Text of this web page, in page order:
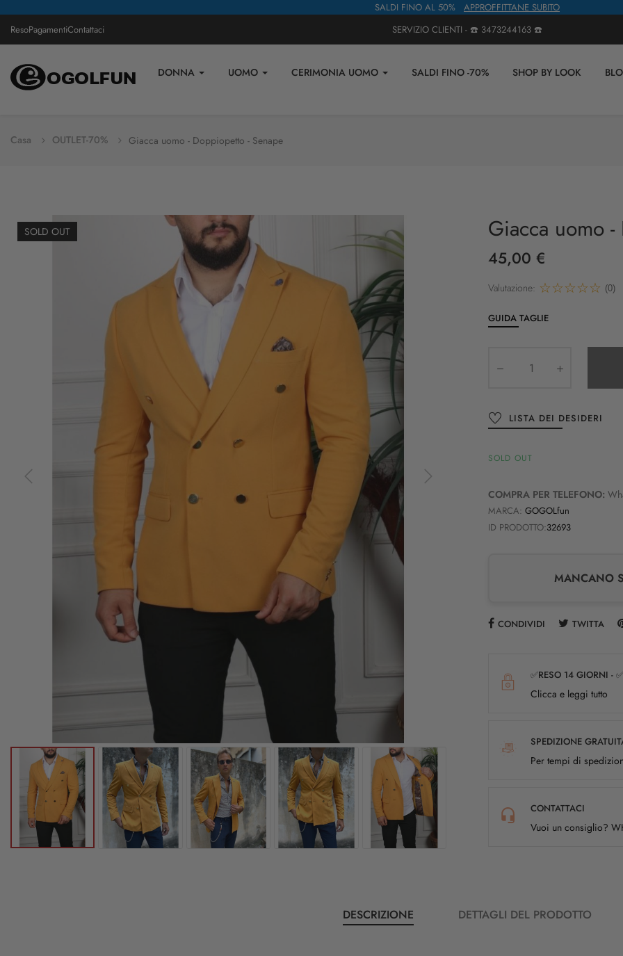
SALDI FINO AL 50% APPROFFITTANE SUBITO
ResoPagamentiContattaci SERVIZIO CLIENTI - ☎️ 3473244163 ☎️
DONNA UOMO CERIMONIA UOMO SALDI FINO -70% SHOP BY LOOK
Casa OUTLET-70% Giacca uomo - Doppiopetto - Senape
SOLD OUT Giacca uomo
45,00 €
Valutazione: (0)
GUIDA TAGLIE
LISTA DEI DESIDERI
SOLD OUT
COMPRA PER TELEFONO:
MARCA: GOGOLfun
ID PRODOTTO:32693
MANCANO
CONDIVIDI TWITTA
✅RESO 14 GIORNI -
Clicca e leggi tutto
SPEDIZIONE
Per tempi di
CONTATTACI
Vuoi un consiglio?
DESCRIZIONE DETTAGLI DEL PRODOTTO